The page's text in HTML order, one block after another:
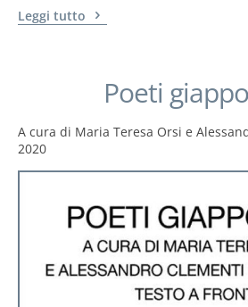
Leggi tutto
Poeti
A cura di Maria Teresa Orsi e
2020